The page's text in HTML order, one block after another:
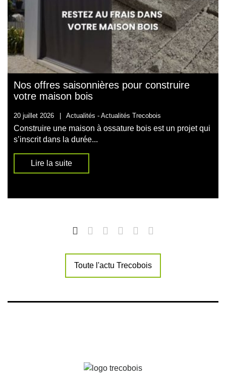
Nos offres saisonnières pour construire
votre maison bois
20 juillet 2026 Actualités - Actualités Trecobois
Construire une maison à ossature bois est un projet qui
s’inscrit dans la durée...
Lire la suite
Toute l'actu Trecobois